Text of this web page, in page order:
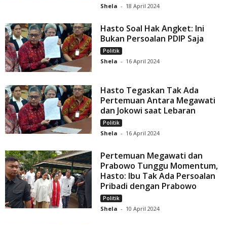
Shela - 18 April 2024
Hasto Soal Hak Angket: Ini
Bukan Persoalan PDIP Saja
Politik
Shela - 16 April 2024
Hasto Tegaskan Tak Ada
Pertemuan Antara Megawati
dan Jokowi saat Lebaran
Politik
Shela - 16 April 2024
Pertemuan Megawati dan
Prabowo Tunggu Momentum,
Hasto: Ibu Tak Ada Persoalan
Pribadi dengan Prabowo
Politik
Shela - 10 April 2024